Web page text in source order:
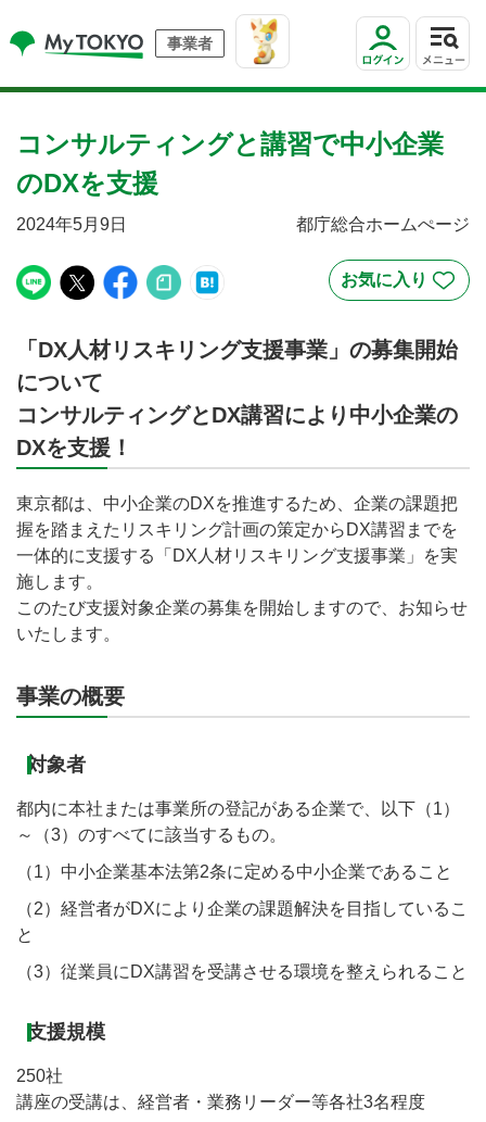
事業者
コンサルティングと講習で中小企業
のDXを支援
2024年5月9日 都庁総合ホームぺージ
「DX人材リスキリング支援事業」の募集開始
について
コンサルティングとDX講習により中小企業の
DXを支援！
東京都は、中小企業のDXを推進するため、企業の課題把
握を踏まえたリスキリング計画の策定からDX講習までを
一体的に支援する「DX人材リスキリング支援事業」を実
施します。
このたび支援対象企業の募集を開始しますので、お知らせ
いたします。
事業の概要
対象者
都内に本社または事業所の登記がある企業で、以下（1）
～（3）のすべてに該当するもの。
（1）中小企業基本法第2条に定める中小企業であること
（2）経営者がDXにより企業の課題解決を目指しているこ
と
（3）従業員にDX講習を受講させる環境を整えられること
支援規模
250社
講座の受講は、経営者・業務リーダー等各社3名程度